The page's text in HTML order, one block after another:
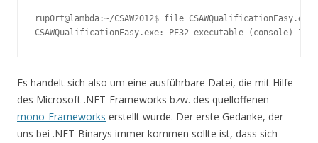
rup0rt@lambda:~/CSAW2012$ file CSAWQualificationEasy.exe
CSAWQualificationEasy.exe: PE32 executable (console)
Es handelt sich also um eine ausführbare Datei, die mit Hilfe
des Microsoft .NET-Frameworks bzw. des quelloffenen
mono-Frameworks erstellt wurde. Der erste Gedanke, der
uns bei .NET-Binarys immer kommen sollte ist, dass sich